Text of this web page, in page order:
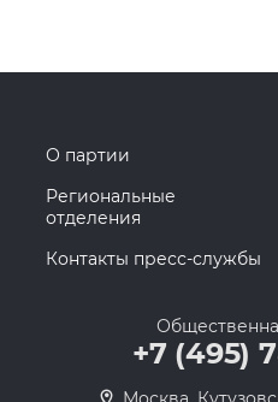
О партии
Региональные
отделения
Контакты пресс-службы
+7 (495)